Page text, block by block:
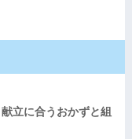
立に合うおかずと組